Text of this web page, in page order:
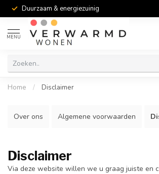
Duurzaam & energiezuinig
MENU
Home / Disclaimer
Over ons Algemene voorwaarden
Disclaimer
Via deze website willen we u graag juiste en